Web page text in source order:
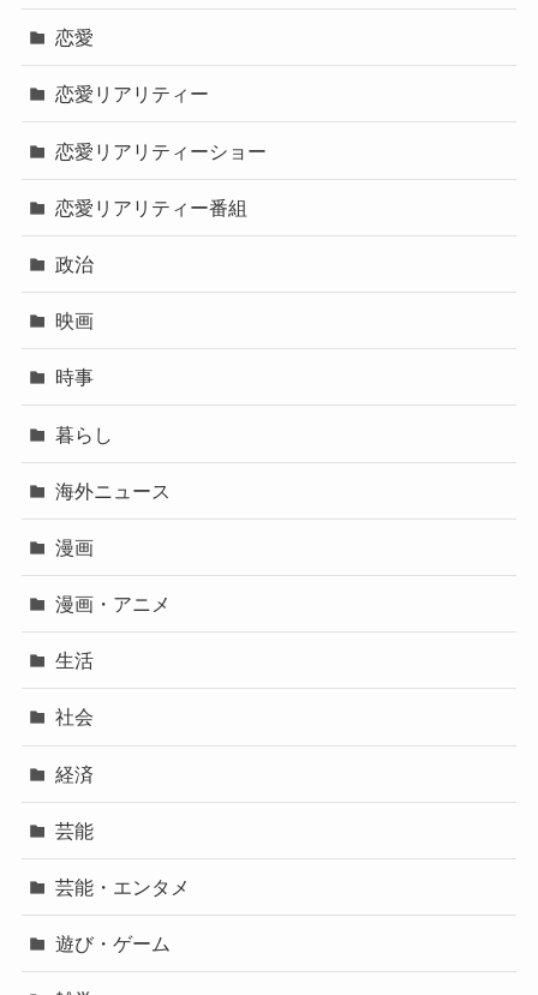
恋愛
恋愛リアリティー
恋愛リアリティーショー
恋愛リアリティー番組
政治
映画
時事
暮らし
海外ニュース
漫画
漫画・アニメ
生活
社会
経済
芸能
芸能・エンタメ
遊び・ゲーム